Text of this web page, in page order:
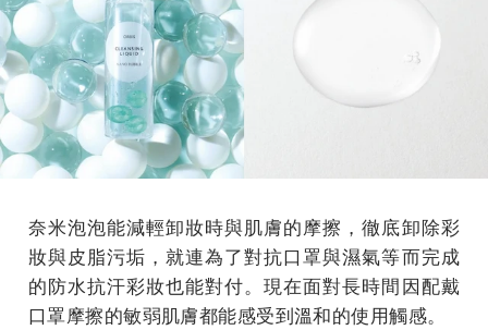
奈米泡泡能減輕卸妝時與肌膚的摩擦，徹底卸除彩
妝與皮脂污垢，就連為了對抗口罩與濕氣等而完成
的防水抗汗彩妝也能對付。現在面對長時間因配戴
口罩摩擦的敏弱肌膚都能感受到溫和的使用觸感。